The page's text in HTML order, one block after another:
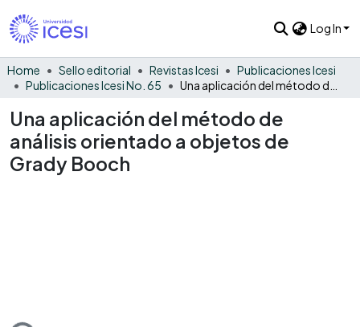
Log In
Home Sello editorial Revistas Icesi
Publicaciones Icesi
Publicaciones Icesi No. 65
Una aplicación del método de
análisis orientado a objetos de
Grady Booch